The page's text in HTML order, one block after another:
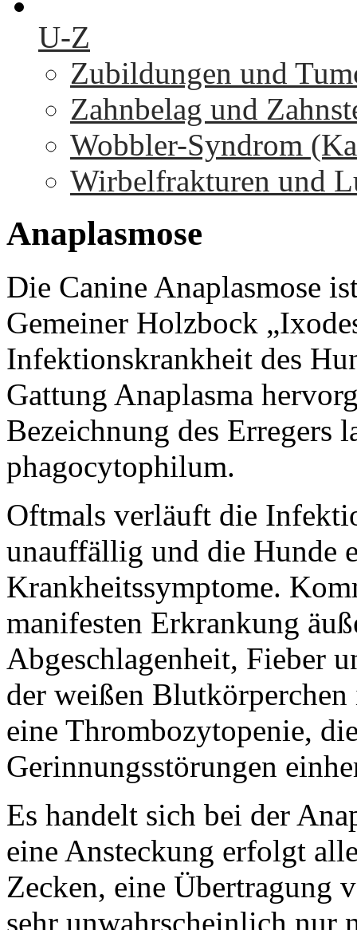
U-Z
Zubildungen und
Zahnbelag und
Wobbler-Syndrom
Wirbelfrakturen und
Anaplasmose
Die Canine Anaplasmose
Gemeiner Holzbock
Infektionskrankheit des
Gattung Anaplasma
Bezeichnung des Erregers
phagocytophilum.
Oftmals verläuft die
unauffällig und die Hunde
Krankheitssymptome.
manifesten Erkrankung
Abgeschlagenheit, Fieber
der weißen
eine Thrombozytopenie,
Gerinnungsstörungen
Es handelt sich bei der
eine Ansteckung erfolgt
Zecken, eine Übertragung
sehr unwahrscheinlich